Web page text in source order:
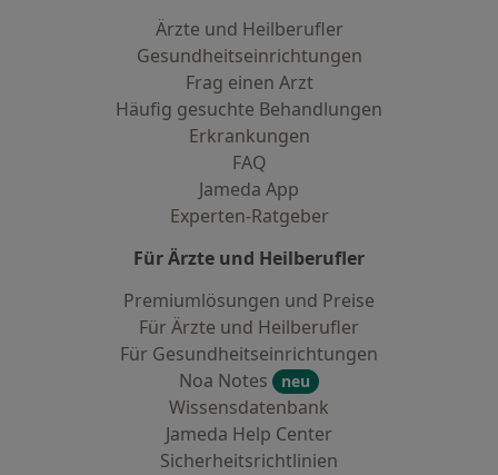
Ärzte und Heilberufler
Gesundheitseinrichtungen
Frag einen Arzt
Häufig gesuchte Behandlungen
Erkrankungen
FAQ
Jameda App
Experten-Ratgeber
Für Ärzte und Heilberufler
Premiumlösungen und Preise
Für Ärzte und Heilberufler
Für Gesundheitseinrichtungen
Noa Notes
neu
Wissensdatenbank
Jameda Help Center
Sicherheitsrichtlinien